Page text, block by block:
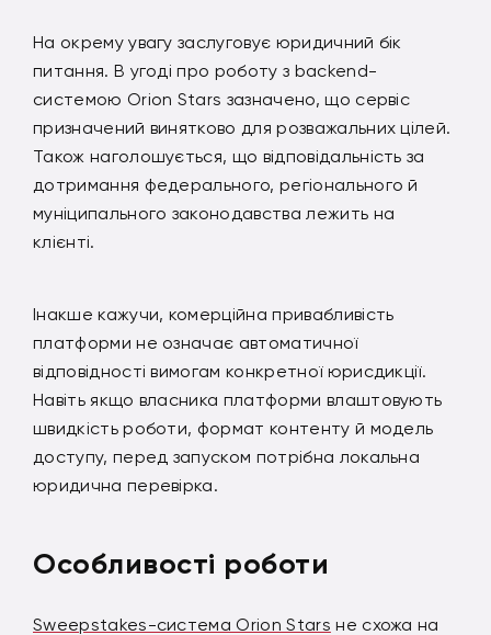
На окрему увагу заслуговує юридичний бік
питання. В угоді про роботу з backend-
системою Orion Stars зазначено, що сервіс
призначений винятково для розважальних цілей.
Також наголошується, що відповідальність за
дотримання федерального, регіонального й
муніципального законодавства лежить на
клієнті.
Інакше кажучи, комерційна привабливість
платформи не означає автоматичної
відповідності вимогам конкретної юрисдикції.
Навіть якщо власника платформи влаштовують
швидкість роботи, формат контенту й модель
доступу, перед запуском потрібна локальна
юридична перевірка.
Особливості роботи
Sweepstakes-система Orion Stars не схожа на